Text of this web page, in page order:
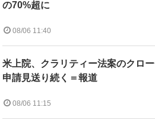
の70%超に
08/06 11:40
米上院、クラリティー法案のクロ
申請見送り続く＝報道
08/06 11:15